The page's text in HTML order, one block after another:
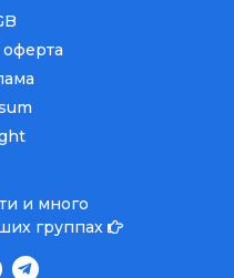
и много
группах